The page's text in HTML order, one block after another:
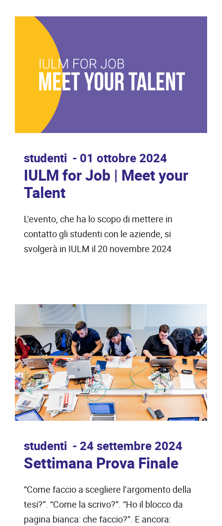
studenti 01 ottobre 2024
IULM for Job | Meet your
Talent
L'evento, che ha lo scopo di mettere in
contatto gli studenti con le aziende, si
svolgerà in IULM il 20 novembre 2024
studenti 24 settembre 2024
Settimana Prova Finale
“Come faccio a scegliere l’argomento della
tesi?”. “Come la scrivo?”. “Ho il blocco da
pagina bianca: che faccio?”. E ancora: